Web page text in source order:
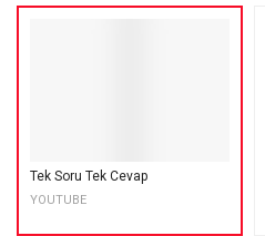
Tek Soru Tek Cevap
YOUTUBE